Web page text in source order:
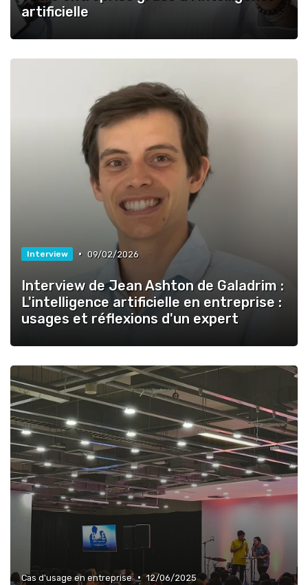
artificielle
Interview • 09/02/2026
Interview de Jean Ashton de Galadrim :
L'intelligence artificielle en entreprise :
usages et réflexions d'un expert
Cas d'usage en entreprise • 12/06/2025